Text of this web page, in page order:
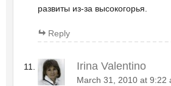
развиты из-за высокогорья.
Reply
Irina Valentino
March 31, 2010 at 9:22